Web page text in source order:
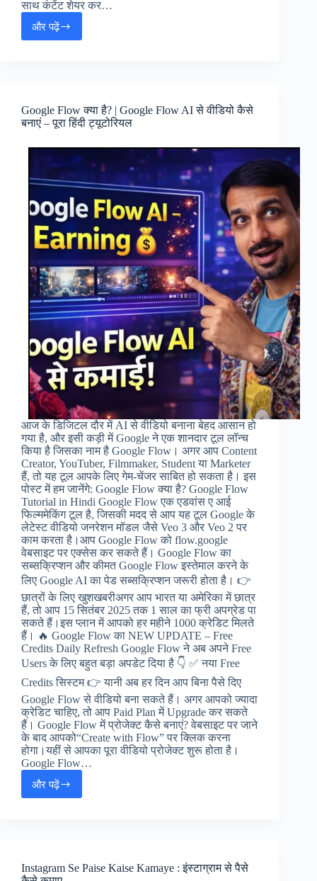
साथ कंटेंट शेयर कर…
और पढ़ेंWhatsApp
पैसे
कैसे
Google Flow क्या है? | Google Flow AI से वीडियो कैसे
बनाएं – पूरा हिंदी ट्यूटोरियल
आज के डिजिटल दौर में AI से वीडियो बनाना बेहद आसान हो
गया है, और इसी कड़ी में Google ने एक शानदार टूल लॉन्च
किया है जिसका नाम है Google Flow। अगर आप Content
Creator, YouTuber, Filmmaker, Student या Marketer
हैं, तो यह टूल आपके लिए गेम-चेंजर साबित हो सकता है। इस
पोस्ट में हम जानेंगे: Google Flow क्या है? Google Flow
Tutorial in Hindi Google Flow एक एडवांस ए आई
फिल्ममेकिंग टूल है, जिसकी मदद से आप यह टूल Google के
लेटेस्ट वीडियो जनरेशन मॉडल जैसे Veo 3 और Veo 2 पर
काम करता है।आप Google Flow को flow.google
वेबसाइट पर एक्सेस कर सकते हैं। Google Flow का
सब्सक्रिप्शन और कीमत Google Flow इस्तेमाल करने के
लिए Google AI का पेड सब्सक्रिप्शन जरूरी होता है। 👉
छात्रों के लिए खुशखबरीअगर आप भारत या अमेरिका में छात्र
हैं, तो आप 15 सितंबर 2025 तक 1 साल का फ्री अपग्रेड पा
सकते हैं।इस प्लान में आपको हर महीने 1000 क्रेडिट मिलते
हैं। 🔥 Google Flow का NEW UPDATE – Free
Credits Daily Refresh Google Flow ने अब अपने Free
Users के लिए बहुत बड़ा अपडेट दिया है 👇 ✅ नया Free
Credits सिस्टम 👉 यानी अब हर दिन आप बिना पैसे दिए
Google Flow से वीडियो बना सकते हैं। अगर आपको ज्यादा
क्रेडिट चाहिए, तो आप Paid Plan में Upgrade कर सकते
हैं। Google Flow में प्रोजेक्ट कैसे बनाएं? वेबसाइट पर जाने
के बाद आपको“Create with Flow” पर क्लिक करना
होगा।यहीं से आपका पूरा वीडियो प्रोजेक्ट शुरू होता है।
Google Flow…
और पढ़ेंGoogle
Flow
Instagram Se Paise Kaise Kamaye : इंस्टाग्राम से पैसे